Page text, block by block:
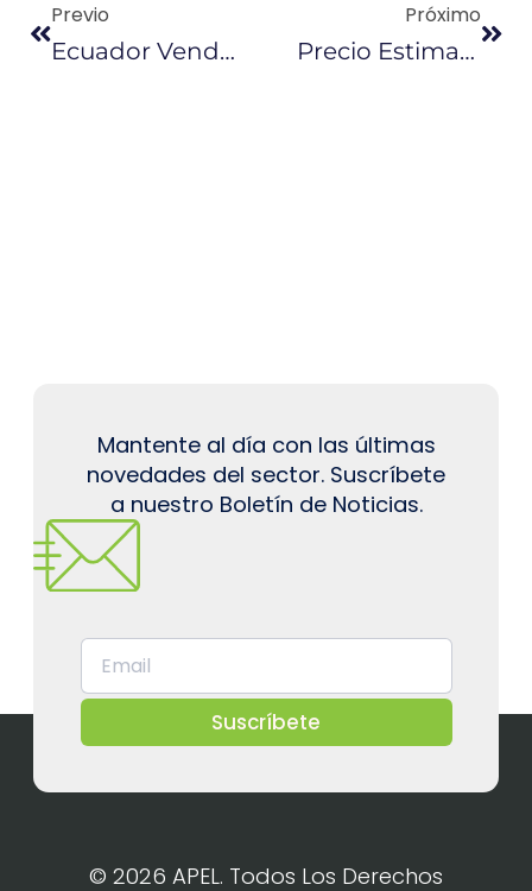
Previo
Ecuador Venderá Crudo A Perú De Forma Directa
Próximo
Precio Estimado Del Petróleo Se Redujo A $ 50,05
Mantente al día con las últimas
novedades del sector. Suscríbete
a nuestro Boletín de Noticias.
Suscríbete
© 2026 APEL. Todos Los Derechos